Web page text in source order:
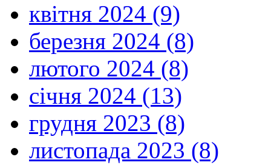
квітня 2024 (9)
березня 2024 (8)
лютого 2024 (8)
січня 2024 (13)
грудня 2023 (8)
листопада 2023 (8)